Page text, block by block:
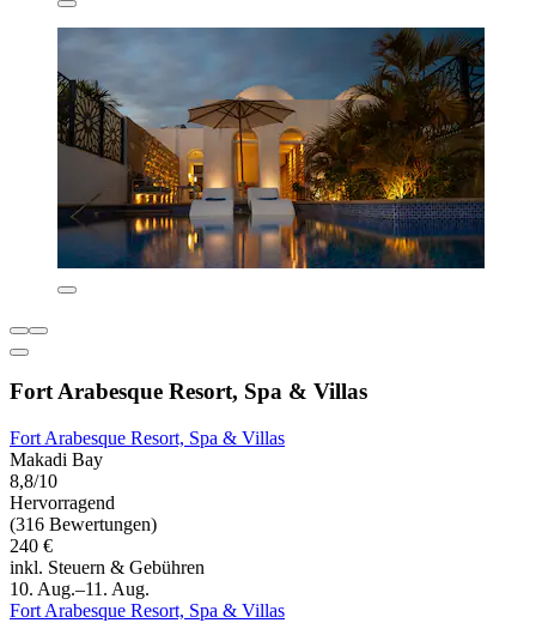
Fort Arabesque Resort, Spa & Villas
Fort Arabesque Resort, Spa & Villas
Makadi Bay
8,8/10
Hervorragend
(316 Bewertungen)
240 €
inkl. Steuern & Gebühren
10. Aug.–11. Aug.
Fort Arabesque Resort, Spa & Villas